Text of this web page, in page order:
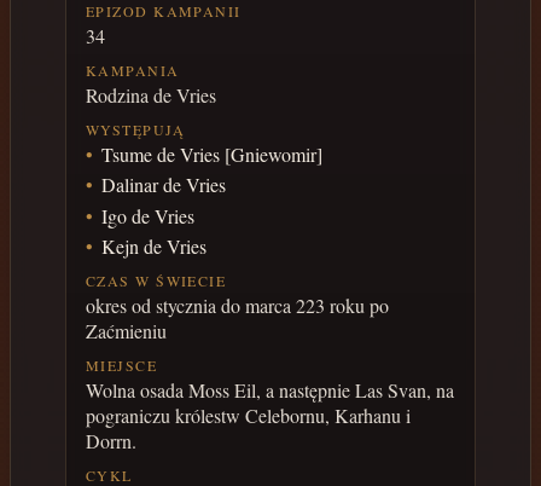
EPIZOD KAMPANII
34
KAMPANIA
Rodzina de Vries
WYSTĘPUJĄ
Tsume de Vries [Gniewomir]
Dalinar de Vries
Igo de Vries
Kejn de Vries
CZAS W ŚWIECIE
okres od stycznia do marca 223 roku po
Zaćmieniu
MIEJSCE
Wolna osada Moss Eil, a następnie Las Svan, na
pograniczu królestw Celebornu, Karhanu i
Dorrn.
CYKL